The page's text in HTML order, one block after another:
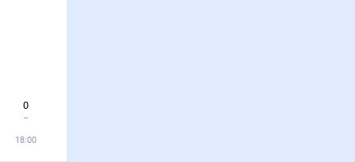
0
18:00